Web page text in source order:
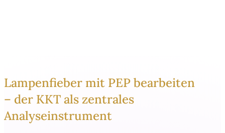
Lampenfieber mit PEP bearbeiten
– der KKT als zentrales
Analyseinstrument